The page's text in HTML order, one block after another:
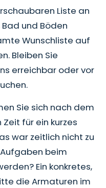
Liste an
und Böden
Wunschliste auf
Bleiben Sie
erreichbar oder vor
Sie sich nach dem
für ein kurzes
war zeitlich nicht zu
beim
Ein konkretes,
die Armaturen im